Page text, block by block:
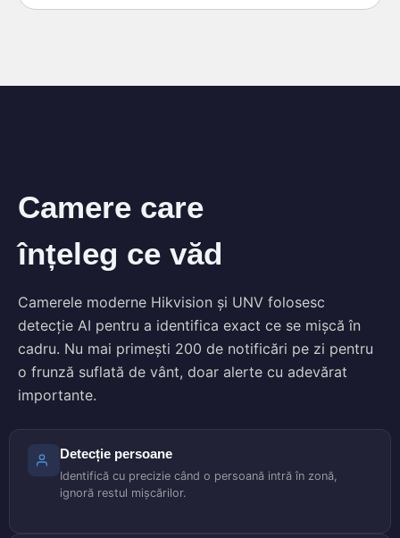
Camere care
înțeleg ce văd
Camerele moderne Hikvision și UNV folosesc
detecție AI pentru a identifica exact ce se mișcă în
cadru. Nu mai primești 200 de notificări pe zi pentru
o frunză suflată de vânt, doar alerte cu adevărat
importante.
Detecție persoane
Identifică cu precizie când o persoană intră în zonă,
ignoră restul mișcărilor.